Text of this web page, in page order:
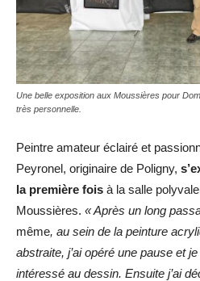
Une belle exposition aux Moussières pour
très personnelle.
Peintre amateur éclairé et
Peyronel, originaire de Poligny,
la première fois à la salle
Moussières. « Après un long
même, au sein de la peinture
abstraite, j’ai opéré une pause et
intéressé au dessin. Ensuite j’ai